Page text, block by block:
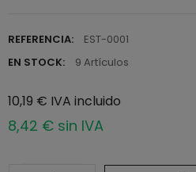
REFERENCIA:
EST-0001
EN STOCK:
9 Artículos
10,19 € IVA incluido
8,42 € sin IVA